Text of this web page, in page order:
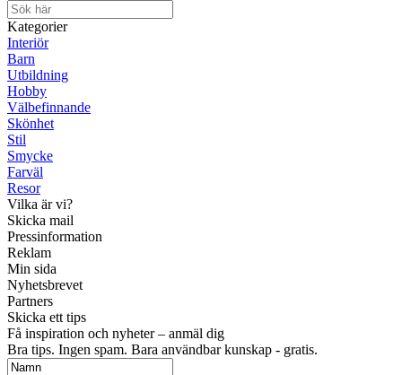
Kategorier
Interiör
Barn
Utbildning
Hobby
Välbefinnande
Skönhet
Stil
Smycke
Farväl
Resor
Vilka är vi?
Skicka mail
Pressinformation
Reklam
Min sida
Nyhetsbrevet
Partners
Skicka ett tips
Få inspiration och nyheter – anmäl dig
Bra tips. Ingen spam. Bara användbar kunskap - gratis.